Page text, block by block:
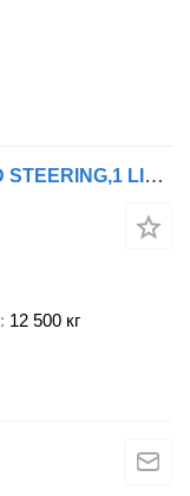
Meusburger MTS 3 2 AXLE FORCED STEERING,1 LIFT AXLE, DOUBLE HYDR. RAMPS &HY
12 500 кг